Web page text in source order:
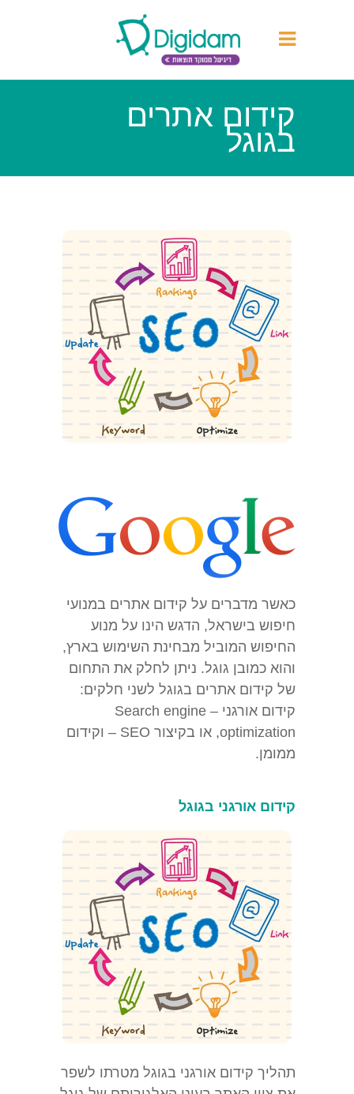
קידום אתרים
בגוגל
כאשר מדברים על קידום אתרים במנועי
חיפוש בישראל, הדגש הינו על מנוע
החיפוש המוביל מבחינת השימוש בארץ,
והוא כמובן גוגל. ניתן לחלק את התחום
של קידום אתרים בגוגל לשני חלקים:
קידום אורגני
– Search engine
optimization, או בקיצור SEO – וקידום
ממומן.
קידום אורגני בגוגל
תהליך קידום אורגני בגוגל מטרתו לשפר